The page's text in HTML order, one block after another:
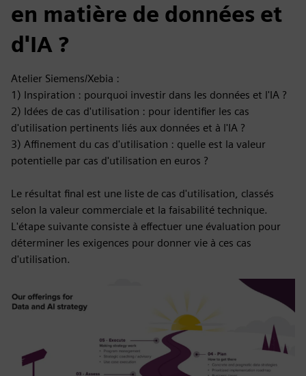
en matière de données et
d'IA ?
Atelier Siemens/Xebia :
1) Inspiration : pourquoi investir dans les données et l'IA ?
2) Idées de cas d'utilisation : pour identifier les cas
d'utilisation pertinents liés aux données et à l'IA ?
3) Affinement du cas d'utilisation : quelle est la valeur
potentielle par cas d'utilisation en euros ?
Le résultat final est une liste de cas d'utilisation, classés
selon la valeur commerciale et la faisabilité technique.
L'étape suivante consiste à effectuer une évaluation pour
déterminer les exigences pour donner vie à ces cas
d'utilisation.